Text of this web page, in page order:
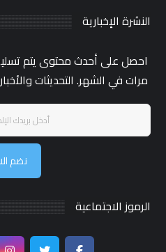
النشرة الإخبارية
احصل على أحدث محتوى يتم
مرات في الشهر. التحديثات
نضم
الرموز الاجتماعية